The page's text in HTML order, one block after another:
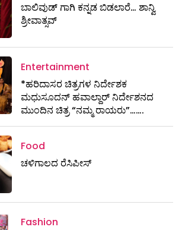
ಬಾಲಿವುಡ್ ಗಾಗಿ ಕನ್ನಡ ಬಿಡಲಾರೆ… ಶಾನ್ವಿ
ಶ್ರೀವಾತ್ಸವ್
Entertainment
*ಹರಿದಾಸರ ಚಿತ್ರಗಳ ನಿರ್ದೇಶಕ
ಮಧುಸೂದನ್ ಹವಾಲ್ದಾರ್ ನಿರ್ದೇಶನದ
ಮುಂದಿನ ಚಿತ್ರ “ನಮ್ಮ ರಾಯರು”…….
Food
ಚಳಿಗಾಲದ ರೆಸಿಪೀಸ್
Fashion